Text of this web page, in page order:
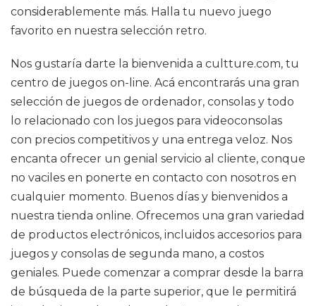
considerablemente más. Halla tu nuevo juego
favorito en nuestra selección retro.
Nos gustaría darte la bienvenida a cultture.com, tu
centro de juegos on-line. Acá encontrarás una gran
selección de juegos de ordenador, consolas y todo
lo relacionado con los juegos para videoconsolas
con precios competitivos y una entrega veloz. Nos
encanta ofrecer un genial servicio al cliente, conque
no vaciles en ponerte en contacto con nosotros en
cualquier momento. Buenos días y bienvenidos a
nuestra tienda online. Ofrecemos una gran variedad
de productos electrónicos, incluidos accesorios para
juegos y consolas de segunda mano, a costos
geniales. Puede comenzar a comprar desde la barra
de búsqueda de la parte superior, que le permitirá